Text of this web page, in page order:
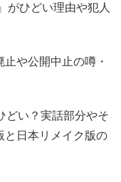
がひどい理由や犯人
や公開中止の噂・
どい？実話部分やそ
と日本リメイク版の